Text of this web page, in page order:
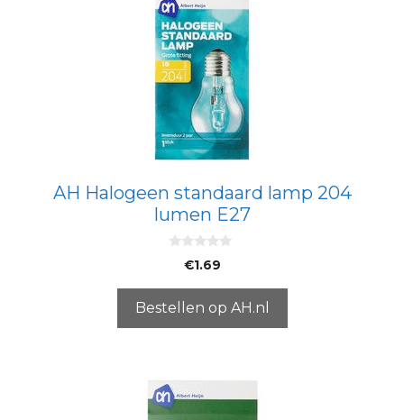
AH Halogeen standaard lamp 204
lumen E27
5
€1.69
Bestellen op AH.nl